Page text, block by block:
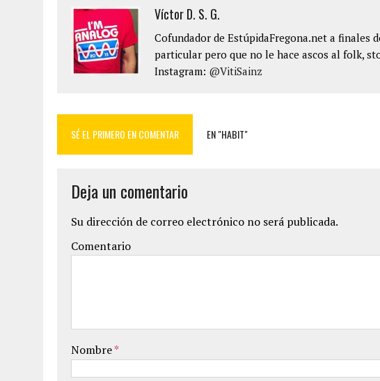
Víctor D. S. G.
Cofundador de EstúpidaFregona.net a finales
particular pero que no le hace ascos al folk,
Instagram: @VitiSainz
SÉ EL PRIMERO EN COMENTAR EN "HABIT"
Deja un comentario
Su dirección de correo electrónico no será publicada.
Comentario
Nombre*